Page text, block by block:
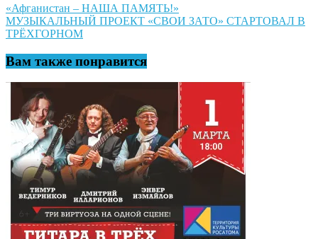
Навигация
по
записям
«Афганистан – НАША ПАМЯТЬ!»
МУЗЫКАЛЬНЫЙ ПРОЕКТ «СВОИ ЗАТО» СТАРТОВАЛ В
ТРЁХГОРНОМ
Вам также понравится